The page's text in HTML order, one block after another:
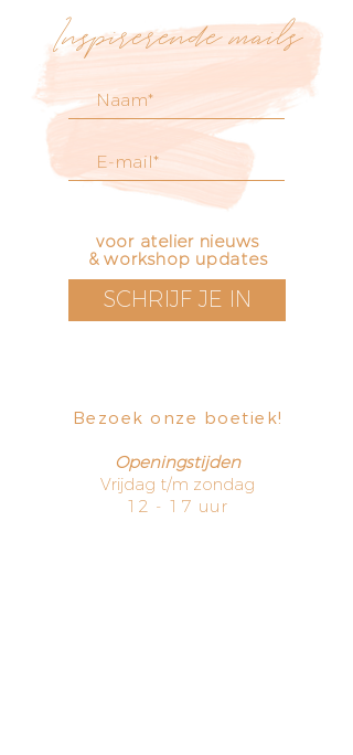
Inspirerende mails
voor atelier nieuws
& workshop updates
SCHRIJF JE IN
Bezoek onze boetiek​!
Openingstijden
Vrijdag t/m zondag
12 - 17 uur